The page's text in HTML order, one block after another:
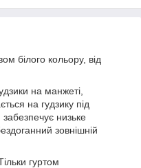
білого кольору, від
на манжеті,
на гудзику під
низьке
зовнішній
гуртом